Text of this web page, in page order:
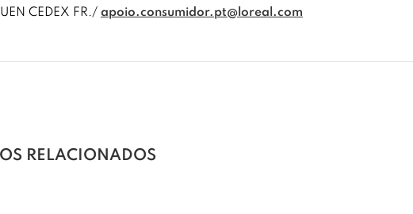
CEDEX FR./ apoio.consumidor.pt@loreal.com
RELACIONADOS